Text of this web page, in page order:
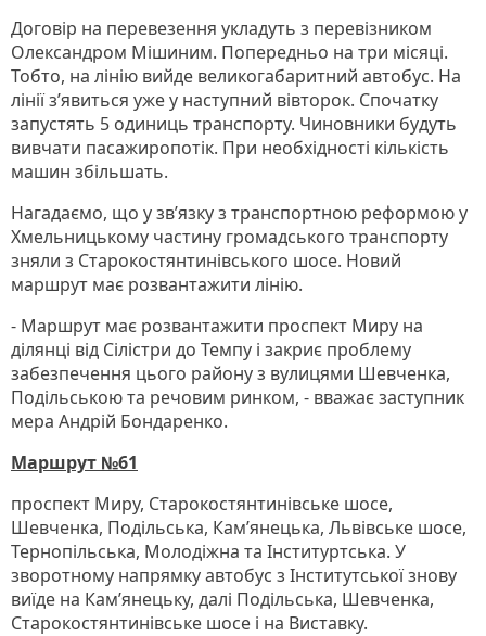
Договір на перевезення укладуть з перевізником
Олександром Мішиним. Попередньо на три місяці.
Тобто, на лінію вийде великогабаритний автобус. На
лінії з’явиться уже у наступний вівторок. Спочатку
запустять 5 одиниць транспорту. Чиновники будуть
вивчати пасажиропотік. При необхідності кількість
машин збільшать.
Нагадаємо, що у зв’язку з транспортною реформою у
Хмельницькому частину громадського транспорту
зняли з Старокостянтинівського шосе. Новий
маршрут має розвантажити лінію.
- Маршрут має розвантажити проспект Миру на
ділянці від Сілістри до Темпу і закриє проблему
забезпечення цього району з вулицями Шевченка,
Подільською та речовим ринком, - вважає заступник
мера Андрій Бондаренко.
Маршрут №61
проспект Миру, Старокостянтинівське шосе,
Шевченка, Подільська, Кам’янецька, Львівське шосе,
Тернопільська, Молодіжна та Інституртська. У
зворотному напрямку автобус з Інститутської знову
виїде на Кам’янецьку, далі Подільська, Шевченка,
Старокостянтинівське шосе і на Виставку.